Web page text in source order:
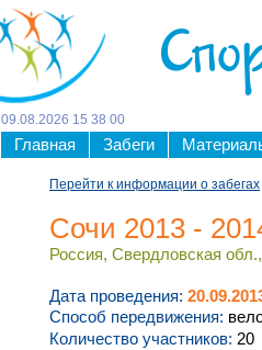
09 08 2026 15 38 00
Главная Забеги
Перейти к информации о забегах
Сочи 2013 -
Россия, Свердловская
Дата проведения:
Способ передвижения:
Количество участников: 20